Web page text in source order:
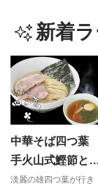
新着
中華そば四つ葉
手火山式鰹節と
吹いりこの昆布水
淡麗の雄四つ葉が行き